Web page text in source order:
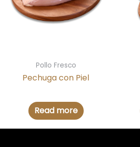
Pollo Fresco
Pechuga con Piel
Read more